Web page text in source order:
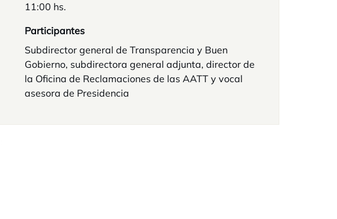
11:00 hs.
Participantes
Subdirector general de Transparencia y Buen
Gobierno, subdirectora general adjunta, director de
la Oficina de Reclamaciones de las AATT y vocal
asesora de Presidencia